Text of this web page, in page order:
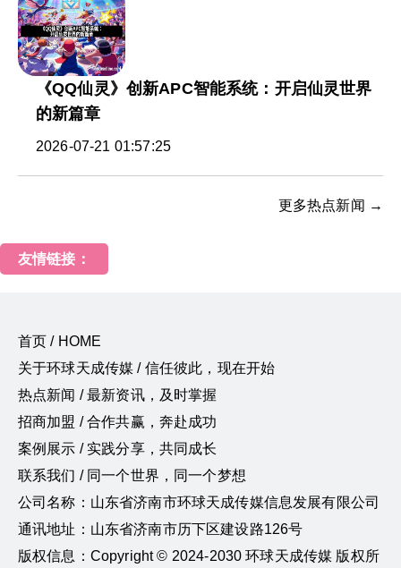
《QQ仙灵》创新APC智能系统：开启仙灵世界
的新篇章
2026-07-21 01:57:25
更多热点新闻 →
友情链接：
首页 / HOME
关于环球天成传媒 / 信任彼此，现在开始
热点新闻 / 最新资讯，及时掌握
招商加盟 / 合作共赢，奔赴成功
案例展示 / 实践分享，共同成长
联系我们 / 同一个世界，同一个梦想
公司名称：山东省济南市环球天成传媒信息发展有限公司
通讯地址：山东省济南市历下区建设路126号
版权信息：Copyright © 2024-2030 环球天成传媒 版权所